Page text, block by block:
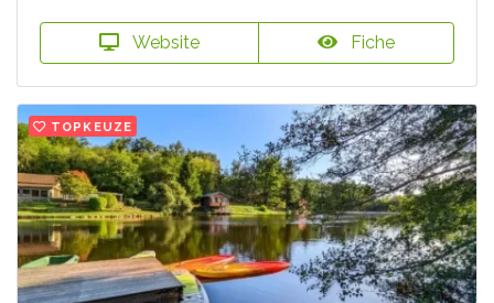
Website Fiche
TOPKEUZE